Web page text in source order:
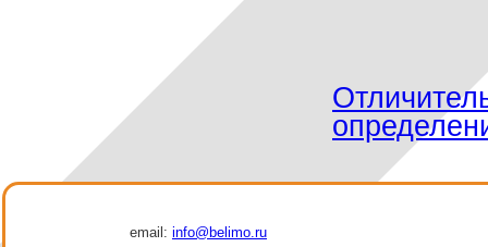
email: info@belimo.ru